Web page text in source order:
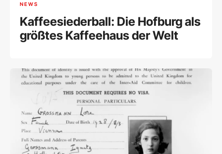
NEWS
Kaffeesiederball: Die Hofburg als
größtes Kaffeehaus der Welt